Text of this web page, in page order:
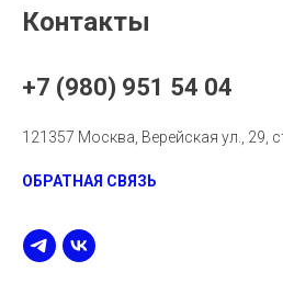
Контакты
+7 (980) 951 54 04
121357 Москва, Верейская ул., 29,
ОБРАТНАЯ СВЯЗЬ